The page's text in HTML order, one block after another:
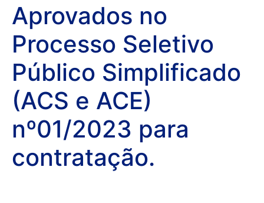
Aprovados no
Processo Seletivo
Público Simplificado
(ACS e ACE)
nº01/2023 para
contratação.